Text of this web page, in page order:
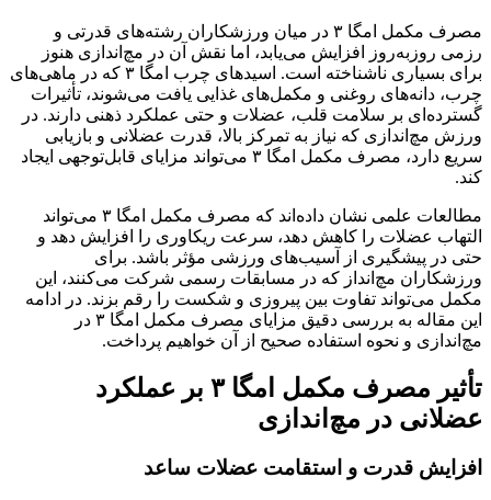
مصرف مکمل امگا ۳ در میان ورزشکاران رشته‌های قدرتی و
رزمی روزبه‌روز افزایش می‌یابد، اما نقش آن در مچ‌اندازی هنوز
برای بسیاری ناشناخته است. اسیدهای چرب امگا ۳ که در ماهی‌های
چرب، دانه‌های روغنی و مکمل‌های غذایی یافت می‌شوند، تأثیرات
گسترده‌ای بر سلامت قلب، عضلات و حتی عملکرد ذهنی دارند. در
ورزش مچ‌اندازی که نیاز به تمرکز بالا، قدرت عضلانی و بازیابی
سریع دارد، مصرف مکمل امگا ۳ می‌تواند مزایای قابل‌توجهی ایجاد
کند.
مطالعات علمی نشان داده‌اند که مصرف مکمل امگا ۳ می‌تواند
التهاب عضلات را کاهش دهد، سرعت ریکاوری را افزایش دهد و
حتی در پیشگیری از آسیب‌های ورزشی مؤثر باشد. برای
ورزشکاران مچ‌انداز که در مسابقات رسمی شرکت می‌کنند، این
مکمل می‌تواند تفاوت بین پیروزی و شکست را رقم بزند. در ادامه
این مقاله به بررسی دقیق مزایای مصرف مکمل امگا ۳ در
مچ‌اندازی و نحوه استفاده صحیح از آن خواهیم پرداخت.
تأثیر مصرف مکمل امگا ۳ بر عملکرد
عضلانی در مچ‌اندازی
افزایش قدرت و استقامت عضلات ساعد